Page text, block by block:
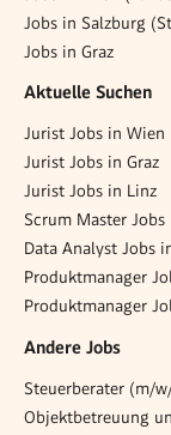
Jobs in Salzburg
Jobs in Graz
Aktuelle Suchen
Jurist Jobs in Wien
Jurist Jobs in Graz
Jurist Jobs in Linz
Scrum Master Jobs
Data Analyst Jobs
Produktmanager
Produktmanager
Andere Jobs
Steuerberater (m/
Objektbetreuung